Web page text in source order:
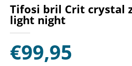
Tifosi bril Crit crystal
light night
€99,95